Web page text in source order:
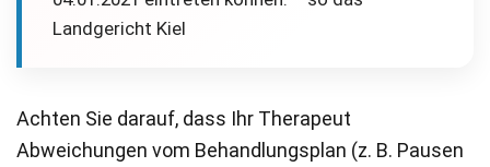
Landgericht Kiel
Achten Sie darauf, dass Ihr Therapeut
Abweichungen vom Behandlungsplan (z. B. Pausen